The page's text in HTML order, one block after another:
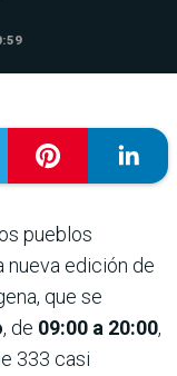
pueblos
nueva edición de
que se
, de 09:00 a 20:00,
333 casi